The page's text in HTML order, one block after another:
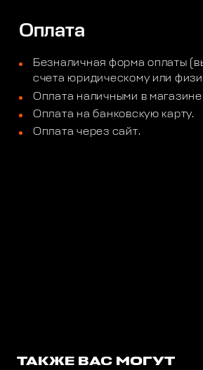
Оплата
Безналичная форма оплаты
счета юридическому или
Оплата наличными в магазине
Оплата на банковскую карту.
Оплата через сайт.
ТАКЖЕ ВАС МОГУТ